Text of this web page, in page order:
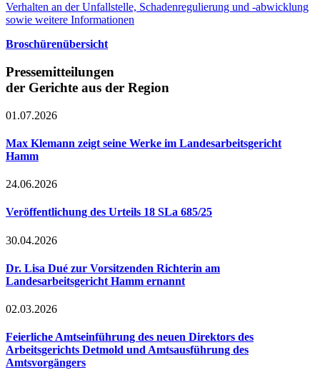
Verhalten an der Unfallstelle, Schadenregulierung und -abwicklung
sowie weitere Informationen
Broschürenübersicht
Pressemitteilungen
der Gerichte aus der Region
01.07.2026
Max Klemann zeigt seine Werke im Landesarbeitsgericht
Hamm
24.06.2026
Veröffentlichung des Urteils 18 SLa 685/25
30.04.2026
Dr. Lisa Dué zur Vorsitzenden Richterin am
Landesarbeitsgericht Hamm ernannt
02.03.2026
Feierliche Amtseinführung des neuen Direktors des
Arbeitsgerichts Detmold und Amtsausführung des
Amtsvorgängers